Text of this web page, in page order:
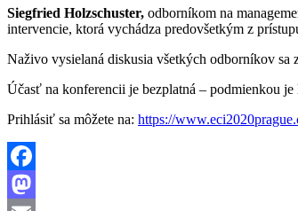
Siegfried Holzschuster, odborníkom na
intervencie, ktorá vychádza predovšetkým z
Naživo vysielaná diskusia všetkých odborníkov sa
Účasť na konferencii je bezplatná – podmienkou je
Prihlásiť sa môžete na: https://
Facebook